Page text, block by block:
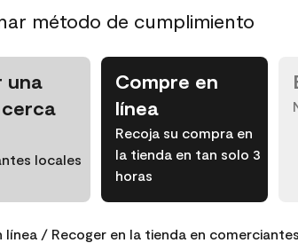
método de cumplimiento
una
locales
Compre en
línea
Recoja su compra en
la tienda en tan solo 3
horas
línea / Recoger en la tienda en